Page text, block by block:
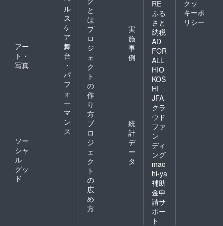
ル
ス
ケ
ア
アー
ト・
写真
舞
台
・
パ
フ
ォ
ー
マ
ン
ス
ソー
シャ
ル
グッ
ド
と
は
プ
ロ
ジ
ェ
ク
ト
の
作
り
方
実
施
事
例
プ
ロ
ジ
ェ
ク
ト
の
広
め
方
統
計
デ
ー
タ
RE
ふる
さと
納税
AD
FOR
ALL
HIO
KOS
HI
JFA
クラ
ウド
ファ
ン
ディ
ング
mac
hi-ya
補助
金申
請サ
ポー
ト
クッ
キーポ
リシー